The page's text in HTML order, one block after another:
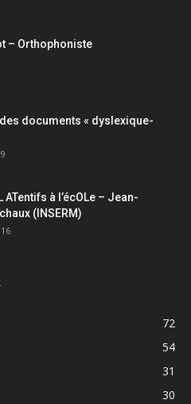
– Orthophoniste
documents « dyslexique-
ATentifs à l’écOLe – Jean-
(INSERM)
72
54
31
30